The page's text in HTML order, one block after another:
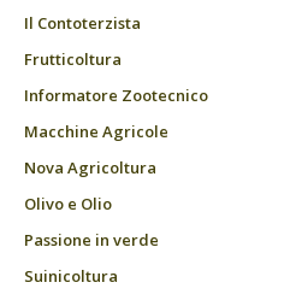
Il Contoterzista
Frutticoltura
Informatore Zootecnico
Macchine Agricole
Nova Agricoltura
Olivo e Olio
Passione in verde
Suinicoltura